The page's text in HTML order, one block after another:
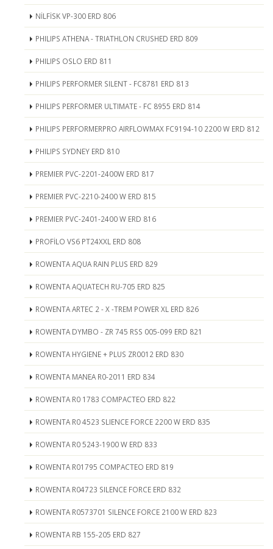
NİLFİSK VP-300 ERD 806
PHILIPS ATHENA - TRIATHLON CRUSHED ERD 809
PHILIPS OSLO ERD 811
PHILIPS PERFORMER SILENT - FC8781 ERD 813
PHILIPS PERFORMER ULTIMATE - FC 8955 ERD 814
PHILIPS PERFORMERPRO AIRFLOWMAX FC9194-10 2200 W ERD 812
PHILIPS SYDNEY ERD 810
PREMIER PVC-2201-2400W ERD 817
PREMIER PVC-2210-2400 W ERD 815
PREMIER PVC-2401-2400 W ERD 816
PROFİLO VS6 PT24XXL ERD 808
ROWENTA AQUA RAIN PLUS ERD 829
ROWENTA AQUATECH RU-705 ERD 825
ROWENTA ARTEC 2 - X -TREM POWER XL ERD 826
ROWENTA DYMBO - ZR 745 RSS 005-099 ERD 821
ROWENTA HYGIENE + PLUS ZR0012 ERD 830
ROWENTA MANEA R0-2011 ERD 834
ROWENTA R0 1783 COMPACTEO ERD 822
ROWENTA R0 4523 SLIENCE FORCE 2200 W ERD 835
ROWENTA R0 5243-1900 W ERD 833
ROWENTA R01795 COMPACTEO ERD 819
ROWENTA R04723 SILENCE FORCE ERD 832
ROWENTA R0573701 SILENCE FORCE 2100 W ERD 823
ROWENTA RB 155-205 ERD 827